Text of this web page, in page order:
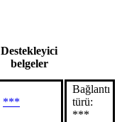
Destekleyici
belgeler
***
Bağlantı
türü:
***